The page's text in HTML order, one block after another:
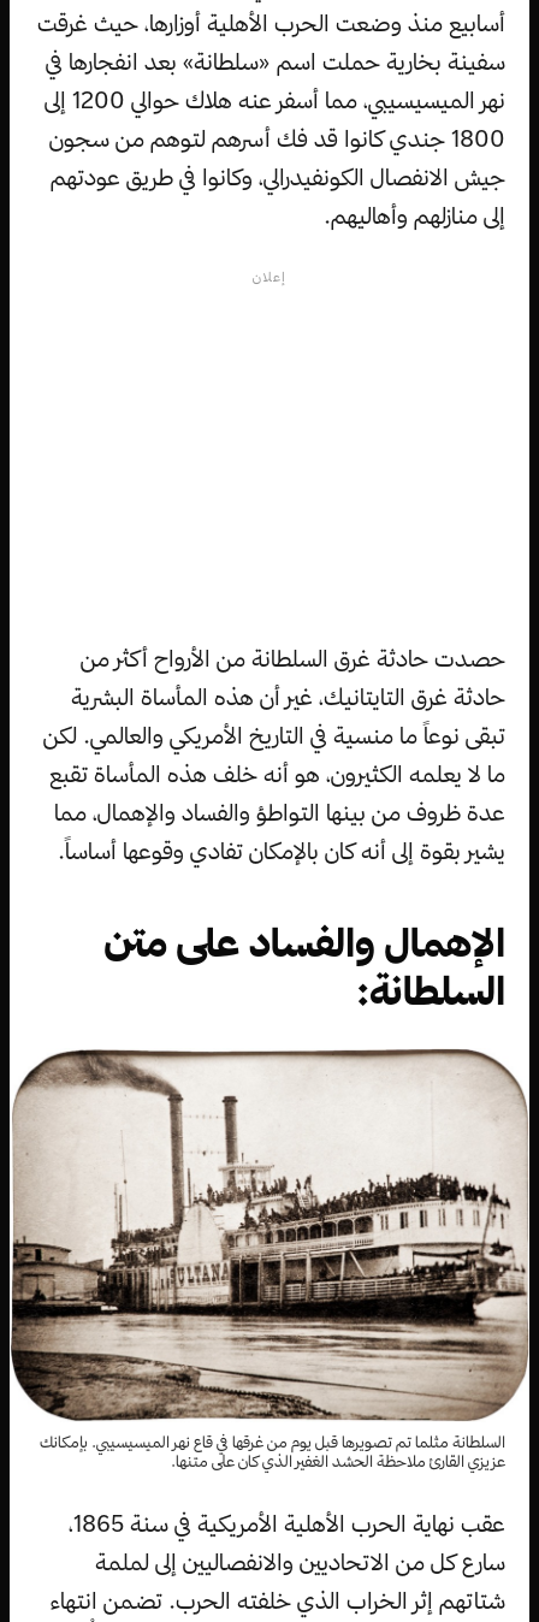
أسابيع منذ وضعت الحرب الأهلية أوزارها، حيث غرقت
سفينة بخارية حملت اسم «سلطانة» بعد انفجارها في
نهر الميسيسيبي، مما أسفر عنه هلاك حوالي 1200 إلى
1800 جندي كانوا قد فك أسرهم لتوهم من سجون
جيش الانفصال الكونفيدرالي، وكانوا في طريق عودتهم
إلى منازلهم وأهاليهم.
إعلان
حصدت حادثة غرق السلطانة من الأرواح أكثر من
حادثة غرق التايتانيك، غير أن هذه المأساة البشرية
تبقى نوعاً ما منسية في التاريخ الأمريكي والعالمي. لكن
ما لا يعلمه الكثيرون، هو أنه خلف هذه المأساة تقبع
عدة ظروف من بينها التواطؤ والفساد والإهمال، مما
يشير بقوة إلى أنه كان بالإمكان تفادي وقوعها أساساً.
الإهمال والفساد على متن
السلطانة:
السلطانة مثلما تم تصويرها قبل يوم من غرقها في قاع نهر الميسيسيبي. بإمكانك
عزيزي القارئ ملاحظة الحشد الغفير الذي كان على متنها.
عقب نهاية الحرب الأهلية الأمريكية في سنة 1865،
سارع كل من الاتحاديين والانفصاليين إلى لملمة
شتاتهم إثر الخراب الذي خلفته الحرب. تضمن انتهاء